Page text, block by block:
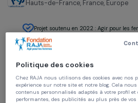
Éducation Jeunes filles
Pupilles de l’éducation
Hauts-de-France, France,
Projet soutenu en 2022 : Agir pour